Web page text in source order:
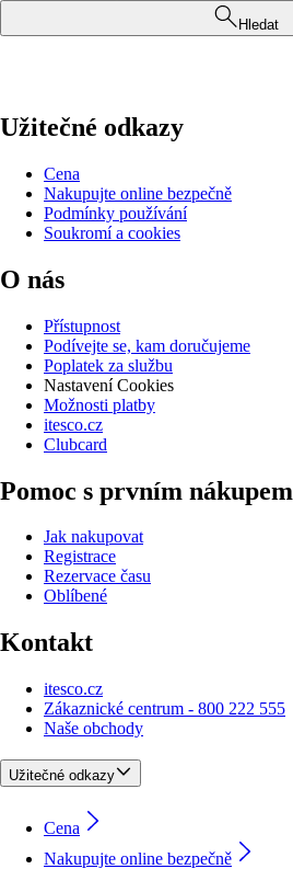
Hledat
Užitečné odkazy
Cena
Nakupujte online bezpečně
Podmínky používání
Soukromí a cookies
O nás
Přístupnost
Podívejte se, kam doručujeme
Poplatek za službu
Nastavení Cookies
Možnosti platby
itesco.cz
Clubcard
Pomoc s prvním nákupem
Jak nakupovat
Registrace
Rezervace času
Oblíbené
Kontakt
itesco.cz
Zákaznické centrum - 800 222 555
Naše obchody
Užitečné odkazy
Cena
Nakupujte online bezpečně